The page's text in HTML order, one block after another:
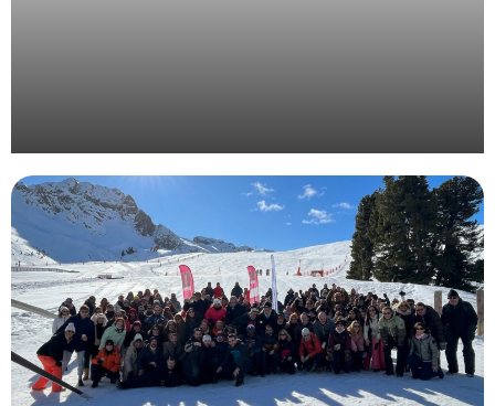
Organisation d’une convention d’entreprise en
Provence